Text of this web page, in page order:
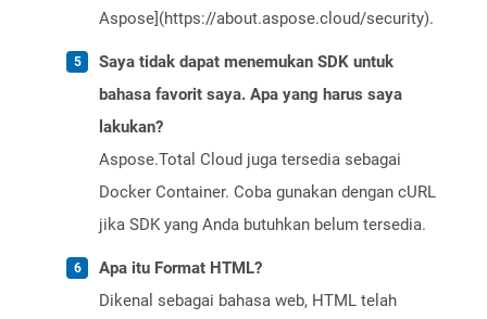
Aspose](https://about.aspose.cloud/security).
Saya tidak dapat menemukan SDK untuk
bahasa favorit saya. Apa yang harus saya
lakukan?
Aspose.Total Cloud juga tersedia sebagai
Docker Container. Coba gunakan dengan cURL
jika SDK yang Anda butuhkan belum tersedia.
Apa itu Format HTML?
Dikenal sebagai bahasa web, HTML telah